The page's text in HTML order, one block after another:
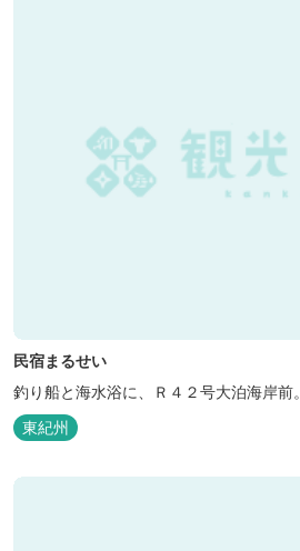
民宿まるせい
釣り船と海水浴に、Ｒ４２号大泊海岸前。
東紀州